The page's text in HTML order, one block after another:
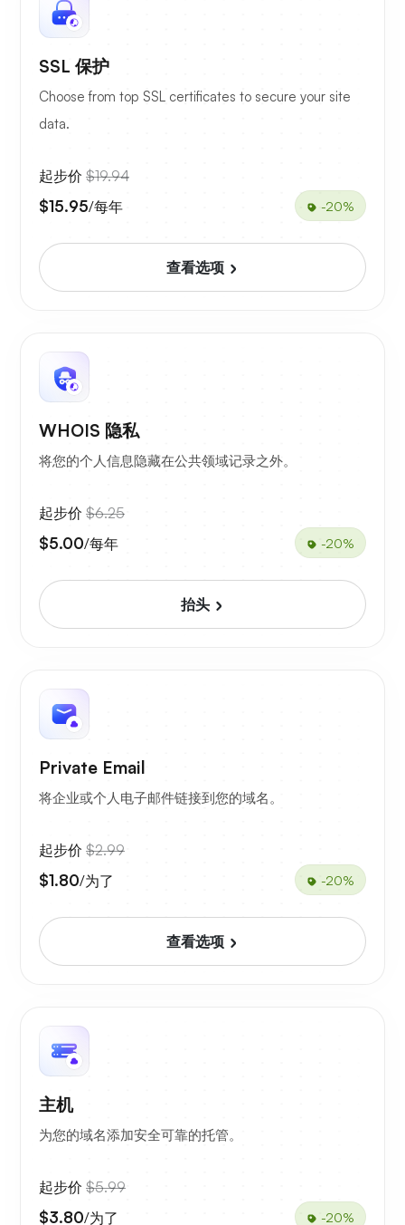
SSL 保护
Choose from top SSL certificates to secure your site
data.
起步价 $19.94
$15.95/每年 -20%
查看选项
WHOIS 隐私
将您的个人信息隐藏在公共领域记录之外。
起步价 $6.25
$5.00/每年 -20%
抬头
Private Email
将企业或个人电子邮件链接到您的域名。
起步价 $2.99
$1.80/为了 -20%
查看选项
主机
为您的域名添加安全可靠的托管。
起步价 $5.99
$3.80/为了 -20%